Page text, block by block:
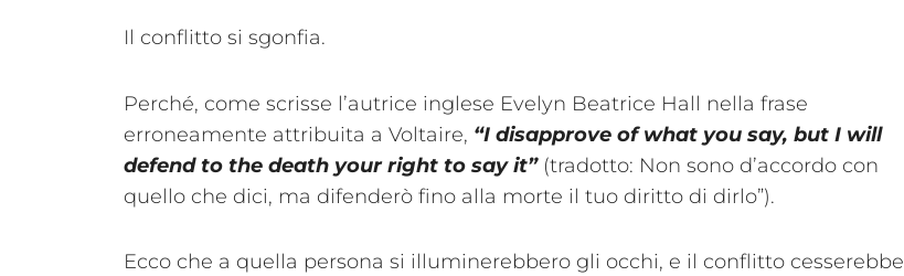
Il conflitto si sgonfia.
Perché, come scrisse l’autrice inglese Evelyn Beatrice Hall nella frase
erroneamente attribuita a Voltaire, “I disapprove of what you say, but I will
defend to the death your right to say it” (tradotto: Non sono d’accordo con
quello che dici, ma difenderò fino alla morte il tuo diritto di dirlo”).
Ecco che a quella persona si illuminerebbero gli occhi, e il conflitto cesserebbe